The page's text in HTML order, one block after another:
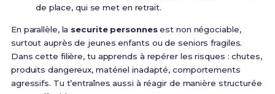
de place, qui se met en retrait.
En parallèle, la securite personnesest non négociable,
surtout auprès de jeunes enfants ou de seniors fragiles.
Dans cette filière, tu apprends à repérer les risques : chutes,
produits dangereux, matériel inadapté, comportements
agressifs. Tu t’entraînes aussi à réagir de manière structurée